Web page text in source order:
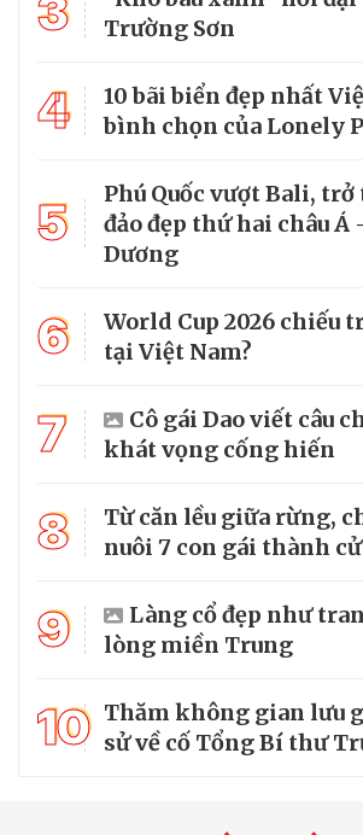
3
Trường Sơn
4
10 bãi biển đẹp nhất
bình chọn của Lonely
5
Phú Quốc vượt Bali,
đảo đẹp thứ hai châu
Dương
6
World Cup 2026 chiếu
tại Việt Nam?
7
Cô gái Dao viết câu
khát vọng cống hiến
8
Từ căn lều giữa rừng,
nuôi 7 con gái thành
9
Làng cổ đẹp như
lòng miền Trung
10 Thăm không gian lưu
sử về cố Tổng Bí thư